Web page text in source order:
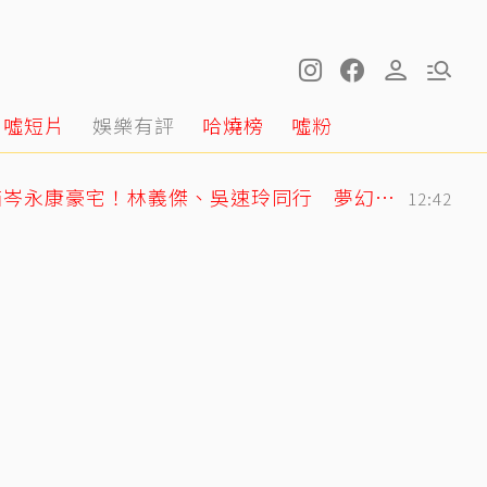
噓短片 娛樂有評 哈燒榜 噓粉
王仁甫紐西蘭旅遊開箱岑永康豪宅！林義傑、吳速玲同行 夢幻美景全曝光 12:42